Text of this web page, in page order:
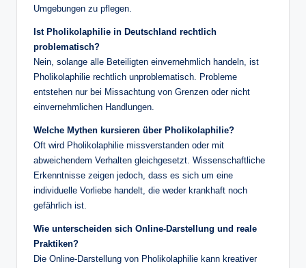
Umgebungen zu pflegen.
Ist Pholikolaphilie in Deutschland rechtlich
problematisch?
Nein, solange alle Beteiligten einvernehmlich handeln, ist
Pholikolaphilie rechtlich unproblematisch. Probleme
entstehen nur bei Missachtung von Grenzen oder nicht
einvernehmlichen Handlungen.
Welche Mythen kursieren über Pholikolaphilie?
Oft wird Pholikolaphilie missverstanden oder mit
abweichendem Verhalten gleichgesetzt. Wissenschaftliche
Erkenntnisse zeigen jedoch, dass es sich um eine
individuelle Vorliebe handelt, die weder krankhaft noch
gefährlich ist.
Wie unterscheiden sich Online-Darstellung und reale
Praktiken?
Die Online-Darstellung von Pholikolaphilie kann kreativer